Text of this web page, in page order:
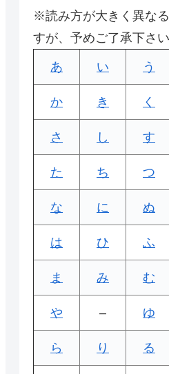
※読み方が大きく異な
すが、予めご了承下さい
あ い う
か き く
さ し す
た ち つ
な に ぬ
は ひ ふ
ま み む
や – ゆ
ら り る